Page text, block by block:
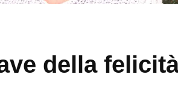
della